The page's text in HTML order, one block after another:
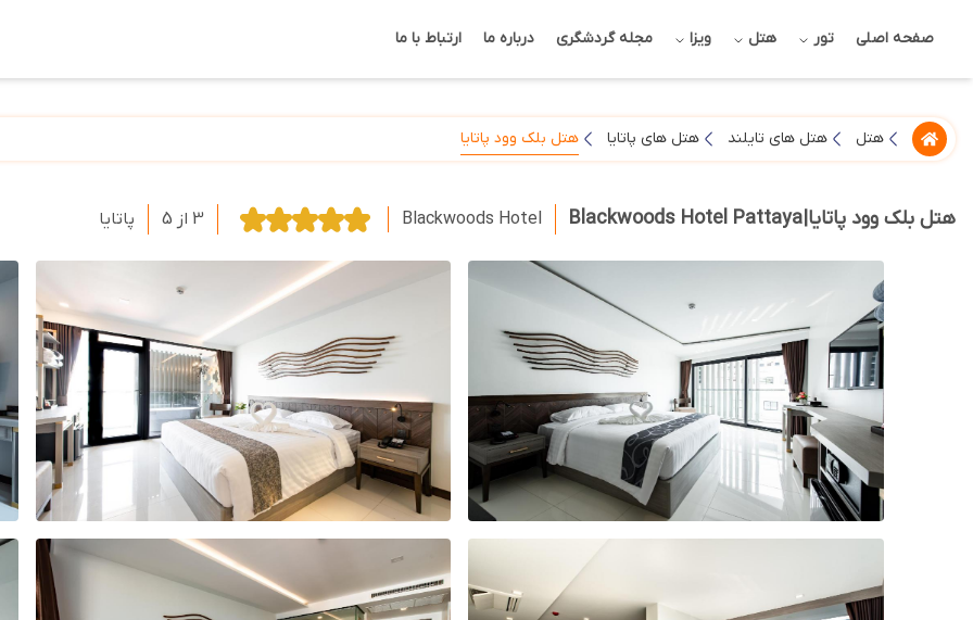
صفحه اصلی تور هتل ویزا مجله گردشگری درباره ما ارتباط با ما
هتل هتل های تایلند هتل های پاتایا هتل بلک وود پاتایا
هتل بلک وود پاتایا|Blackwoods Hotel Pattaya Blackwoods Hotel 3 از 5 پاتایا